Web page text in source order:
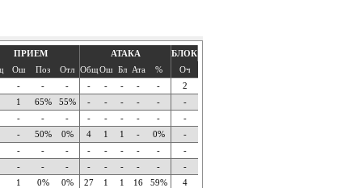
ПРИЕМ АТАКА
БЛОК
Ош Поз Отл ОбщОш Бл Ата % Оч
- - - - - - - - 2
1 65% 55% - - - - - -
- - - - - - - - -
- 50% 0% 4 1 1 - 0% -
- - - - - - - - -
- - - - - - - - -
1 0% 0% 27 1 1 16 59% 4